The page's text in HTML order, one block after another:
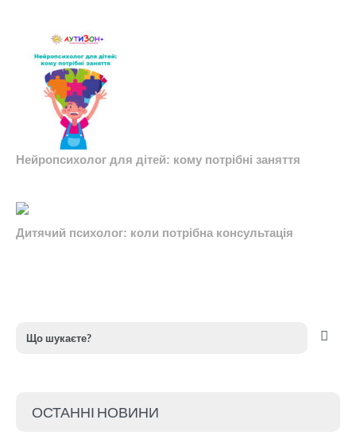
Нейропсихолог для дітей: кому потрібні заняття
Дитячий психолог: коли потрібна консультація
ОСТАННІ НОВИНИ